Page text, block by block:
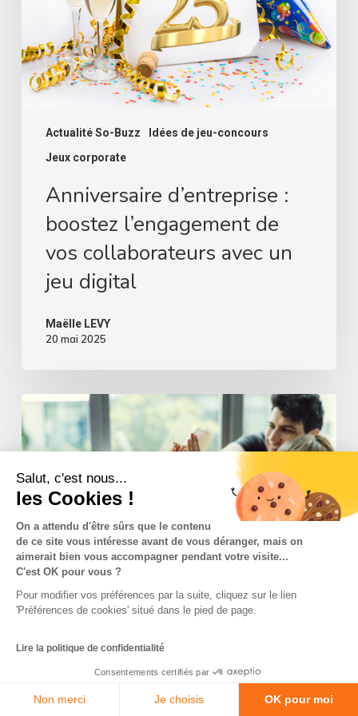
Salut, c'est nous...
les Cookies !
On a attendu d'être sûrs que le contenu
de ce site vous intéresse avant de vous déranger, mais on
aimerait bien vous accompagner pendant votre visite...
C'est OK pour vous ?
Pour modifier vos préférences par la suite, cliquez sur le lien
'Préférences de cookies' situé dans le pied de page.
Lire la politique de confidentialité
Consentements certifiés par
Non merci Je choisis OK pour moi
Actualité So-Buzz
Idées de jeu-concours
Jeux corporate
collaborateurs
avec
un
jeu
Anniversaire d’entreprise :
boostez l’engagement de
vos collaborateurs avec un
jeu digital
Maëlle LEVY
20 mai 2025
Sport Marketing
Jeu
de
pronostics
entreprise
:
la
cohésion
d’équipe
Jeu de pronostics en